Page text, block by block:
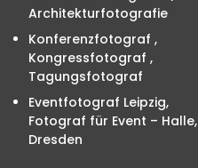
Architekturfotografie
Konferenzfotograf ,
Kongressfotograf ,
Tagungsfotograf
Eventfotograf Leipzig,
Fotograf für Event – Halle,
Dresden